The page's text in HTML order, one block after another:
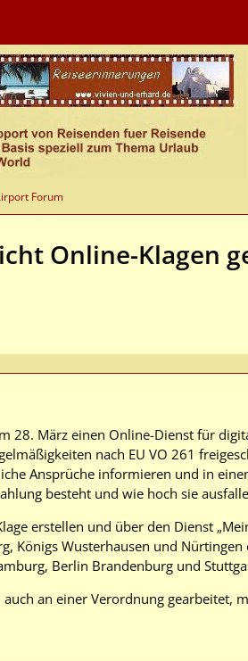
Forum
Online-Klagen
28. März einen Online-Dienst für
nach EU VO 261
Ansprüche informieren und in
besteht und wie hoch sie
erstellen und über den Dienst
Königs Wusterhausen und
Berlin Brandenburg und
an einer Verordnung gearbeitet,